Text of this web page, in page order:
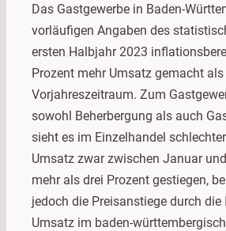
Das Gastgewerbe in Baden-
vorläufigen Angaben des
ersten Halbjahr 2023
Prozent mehr Umsatz gemacht
Vorjahreszeitraum. Zum
sowohl Beherbergung als auch
sieht es im Einzelhandel
Umsatz zwar zwischen Januar
mehr als drei Prozent gestiegen,
jedoch die Preisanstiege durch
Umsatz im baden-